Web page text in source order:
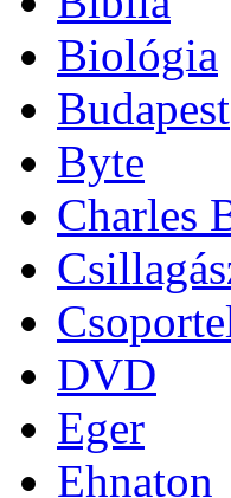
Biológia
Budapest
Byte
Charles
DVD
Eger
Ehnaton